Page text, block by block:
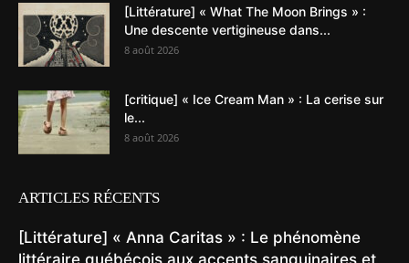
[Littérature] « What The Moon Brings » :
Une descente vertigineuse dans...
8 août 2026
[critique] « Ice Cream Man » : La cerise sur
le...
8 août 2026
ARTICLES RÉCENTS
[Littérature] « Anna Caritas » : Le phénomène
littéraire québécois aux accents sanguinaires et